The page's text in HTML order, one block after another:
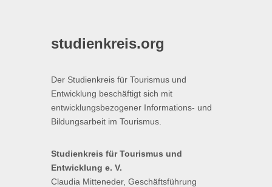
studienkreis.org
Der Studienkreis für Tourismus und
Entwicklung beschäftigt sich mit
entwicklungsbezogener Informations- und
Bildungsarbeit im Tourismus.
Studienkreis für Tourismus und
Entwicklung e. V.
Claudia Mitteneder, Geschäftsführung